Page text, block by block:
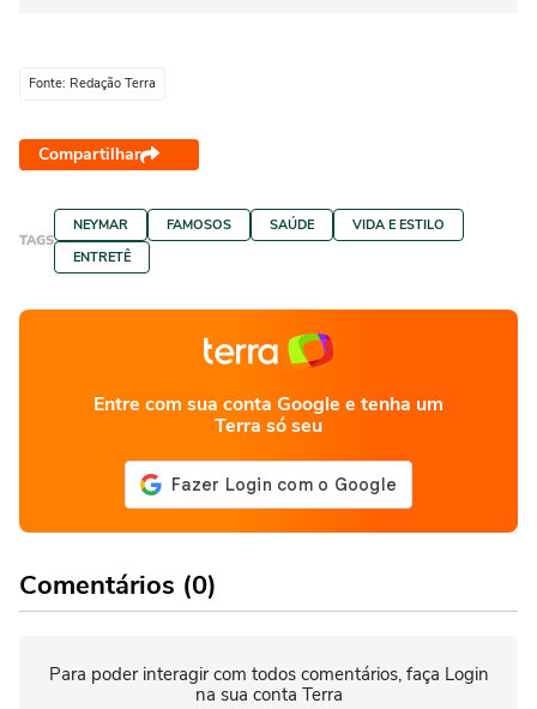
Fonte: Redação Terra
Compartilhar
TAGS
NEYMAR FAMOSOS SAÚDE
VIDA E ESTILO
ENTRETÊ
Entre com sua conta Google e tenha um
Terra só seu
Comentários (0)
Para poder interagir com todos comentários, faça Login
na sua conta Terra